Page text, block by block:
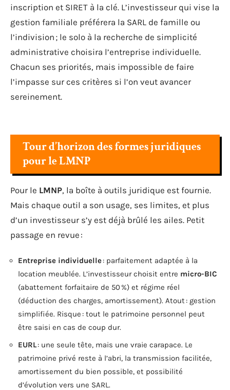
inscription et SIRET à la clé. L’investisseur qui vise la
gestion familiale préférera la SARL de famille ou
l’indivision ; le solo à la recherche de simplicité
administrative choisira l’entreprise individuelle.
Chacun ses priorités, mais impossible de faire
l’impasse sur ces critères si l’on veut avancer
sereinement.
Tour d’horizon des formes juridiques
pour le LMNP
Pour le LMNP, la boîte à outils juridique est fournie.
Mais chaque outil a son usage, ses limites, et plus
d’un investisseur s’y est déjà brûlé les ailes. Petit
passage en revue :
Entreprise individuelle: parfaitement adaptée à la
location meublée. L’investisseur choisit entre micro-BIC
(abattement forfaitaire de 50 %) et régime réel
(déduction des charges, amortissement). Atout : gestion
simplifiée. Risque : tout le patrimoine personnel peut
être saisi en cas de coup dur.
EURL: une seule tête, mais une vraie carapace. Le
patrimoine privé reste à l’abri, la transmission facilitée,
amortissement du bien possible, et possibilité
d’évolution vers une SARL.